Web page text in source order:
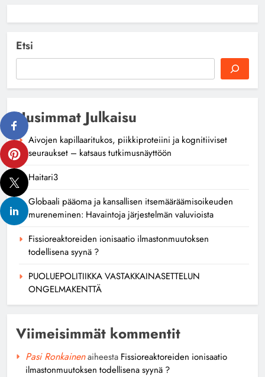
Etsi
Uusimmat Julkaisu
Aivojen kapillaaritukos, piikkiproteiini ja kognitiiviset
seuraukset – katsaus tutkimusnäyttöön
Haitari3
Globaali pääoma ja kansallisen itsemääräämisoikeuden
mureneminen: Havaintoja järjestelmän valuvioista
Fissioreaktoreiden ionisaatio ilmastonmuutoksen
todellisena syynä ?
PUOLUEPOLITIIKKA VASTAKKAINASETTELUN
ONGELMAKENTTÄ
Viimeisimmät kommentit
Pasi Ronkainenaiheesta Fissioreaktoreiden ionisaatio
ilmastonmuutoksen todellisena syynä ?